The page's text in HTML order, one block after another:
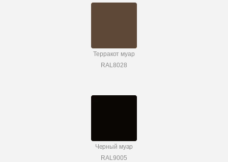
Терракот муар
RAL8028
Черный муар
RAL9005